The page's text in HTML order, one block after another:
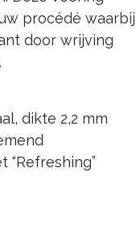
procédé waarbij
door wrijving
dikte 2,2 mm
“Refreshing”